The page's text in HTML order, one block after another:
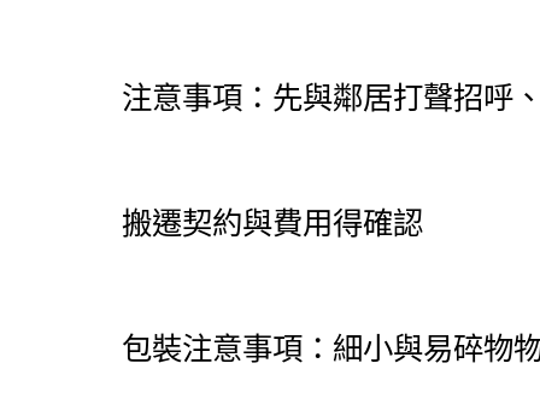
注意事項：先與鄰居打聲招呼
搬遷契約與費用得確認
包裝注意事項：細小與易碎物